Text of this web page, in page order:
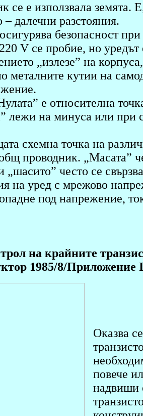
се е използвала земята.
далечни разстояния.
безопасност
V се пробие, но
„излезе” на
металните кутии на
е относителна
лежи на минуса или при
схемна точка на
проводник. „Масата”
„шасито” често се
на уред с мрежово
под напрежение,
на крайните
1985/8/Приложение
Оказва
повече
надвиши